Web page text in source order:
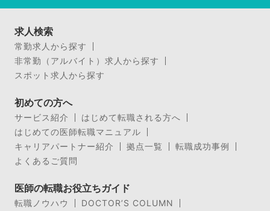
求人検索
常勤求人から探す
非常勤（アルバイト）求人から探す
スポット求人から探す
初めての方へ
サービス紹介
はじめて転職される方へ
はじめての医師転職マニュアル
キャリアパートナー紹介
拠点一覧
転職成功事例
よくあるご質問
医師の転職お役立ちガイド
転職ノウハウ
DOCTOR’S COLUMN